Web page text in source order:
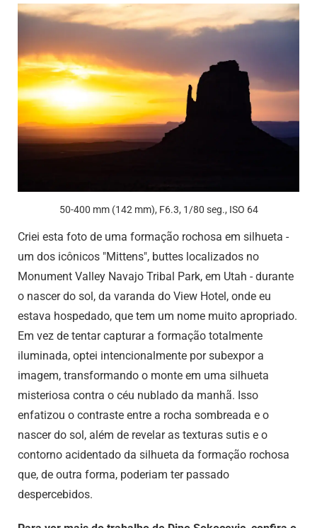
50-400 mm (142 mm), F6.3, 1/80 seg., ISO 64
Criei esta foto de uma formação rochosa em silhueta -
um dos icônicos "Mittens", buttes localizados no
Monument Valley Navajo Tribal Park, em Utah - durante
o nascer do sol, da varanda do View Hotel, onde eu
estava hospedado, que tem um nome muito apropriado.
Em vez de tentar capturar a formação totalmente
iluminada, optei intencionalmente por subexpor a
imagem, transformando o monte em uma silhueta
misteriosa contra o céu nublado da manhã. Isso
enfatizou o contraste entre a rocha sombreada e o
nascer do sol, além de revelar as texturas sutis e o
contorno acidentado da silhueta da formação rochosa
que, de outra forma, poderiam ter passado
despercebidos.